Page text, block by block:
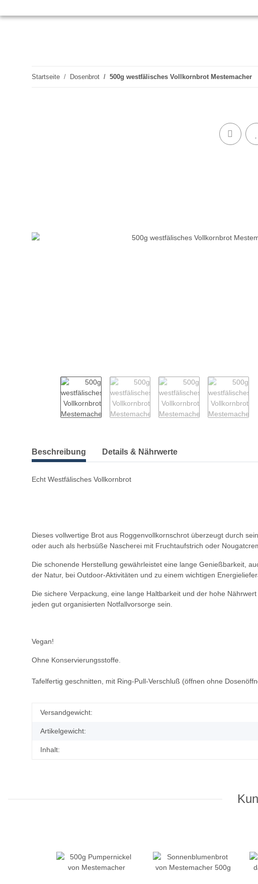
Startseite Dosenbrot 500g westfälisches Vollkornbrot Mestemacher
Beschreibung Details & Nährwerte
Echt Westfälisches Vollkornbrot
Dieses vollwertige Brot aus Roggenvollkornschrot überzeugt durch
oder auch als herbsüße Nascherei mit Fruchtaufstrich oder
Die schonende Herstellung gewährleistet eine lange Genießbarkeit,
der Natur, bei Outdoor-Aktivitäten und zu einem wichtigen
Die sichere Verpackung, eine lange Haltbarkeit und der hohe
jeden gut organisierten Notfallvorsorge sein.
Vegan!
Ohne Konservierungsstoffe.
Tafelfertig geschnitten, mit Ring-Pull-Verschluß (öffnen ohne
Versandgewicht:
Artikelgewicht:
Inhalt: